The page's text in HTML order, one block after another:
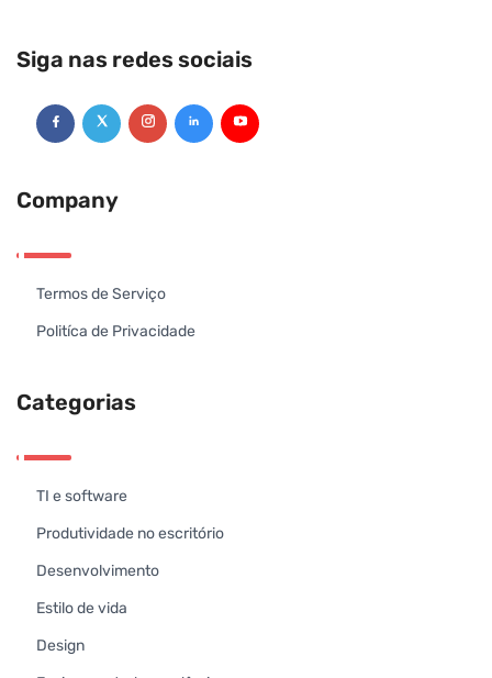
Siga nas redes sociais
Company
Termos de Serviço
Politíca de Privacidade
Categorias
TI e software
Produtividade no escritório
Desenvolvimento
Estilo de vida
Design